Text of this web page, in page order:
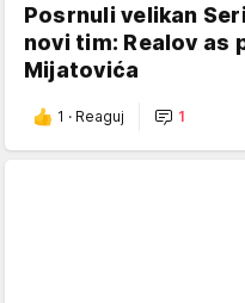
Posrnuli velikan
novi tim: Realov as
Mijatovića
1 · Reaguj 1